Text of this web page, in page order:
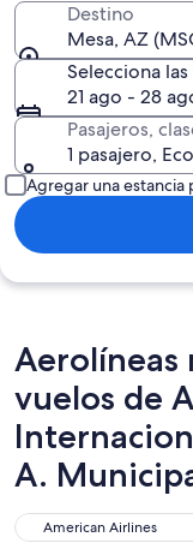
Destino
Mesa, AZ
Selecciona
21 ago - 28
Pasajeros,
1 pasajero,
Agregar una estancia
Aerolíneas
vuelos de
A.
American Airlines
American Airlines